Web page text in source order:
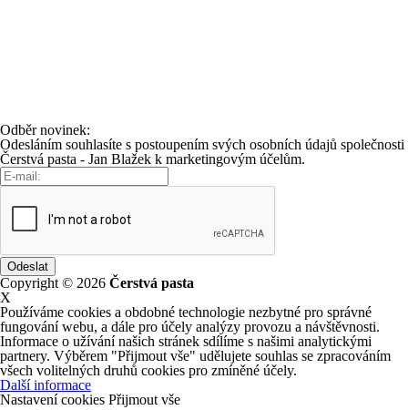
Odběr novinek:
Odesláním souhlasíte s postoupením svých osobních údajů společnosti
Čerstvá pasta - Jan Blažek k marketingovým účelům.
Copyright © 2026 Čerstvá pasta
X
Používáme cookies a obdobné technologie nezbytné pro správné
fungování webu, a dále pro účely analýzy provozu a návštěvnosti.
Informace o užívání našich stránek sdílíme s našimi analytickými
partnery. Výběrem "Přijmout vše" udělujete souhlas se zpracováním
všech volitelných druhů cookies pro zmíněné účely.
Další informace
Nastavení cookies Přijmout vše